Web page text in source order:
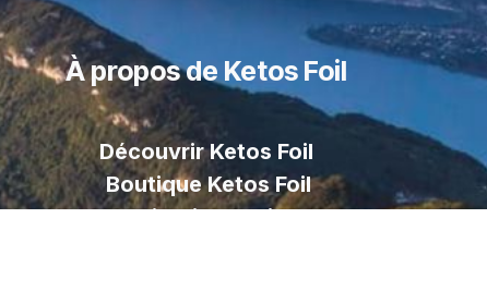
À propos de Ketos Foil
Découvrir Ketos Foil
Boutique Ketos Foil
LivraisonFoil